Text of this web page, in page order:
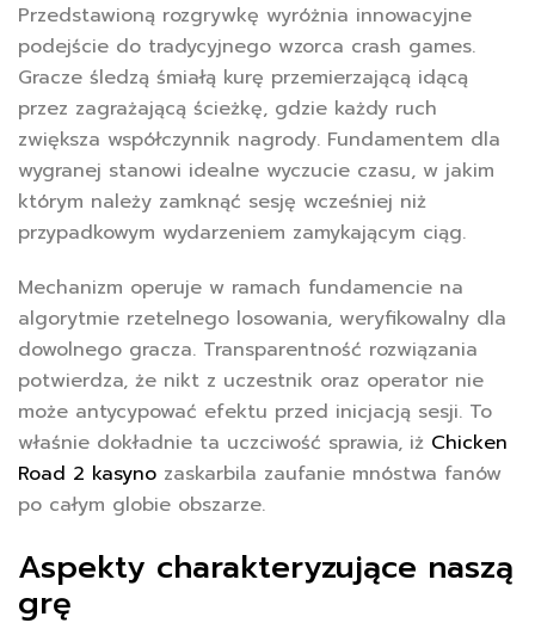
Przedstawioną rozgrywkę wyróżnia innowacyjne
podejście do tradycyjnego wzorca crash games.
Gracze śledzą śmiałą kurę przemierzającą idącą
przez zagrażającą ścieżkę, gdzie każdy ruch
zwiększa współczynnik nagrody. Fundamentem dla
wygranej stanowi idealne wyczucie czasu, w jakim
którym należy zamknąć sesję wcześniej niż
przypadkowym wydarzeniem zamykającym ciąg.
Mechanizm operuje w ramach fundamencie na
algorytmie rzetelnego losowania, weryfikowalny dla
dowolnego gracza. Transparentność rozwiązania
potwierdza, że nikt z uczestnik oraz operator nie
może antycypować efektu przed inicjacją sesji. To
właśnie dokładnie ta uczciwość sprawia, iż Chicken
Road 2 kasyno zaskarbila zaufanie mnóstwa fanów
po całym globie obszarze.
Aspekty charakteryzujące naszą
grę